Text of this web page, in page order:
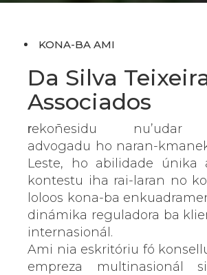
KONA-BA AMI
Da Silva
Associados
rekoñesidu nu’udar
advogadu ho naran-
Leste,
ho abilidade únika
kontestu iha rai-laran no
loloos kona-ba
dinámika reguladora ba
internasionál.
Ami nia eskritóriu fó
empreza multinasionál